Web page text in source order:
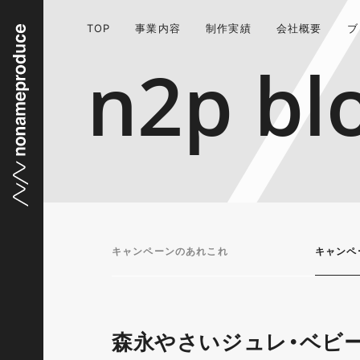
TOP 事業内容 制作実績 会社概要
n2p
キャンペーンのあれこれ キャン
森永やさいジュレ・ベ